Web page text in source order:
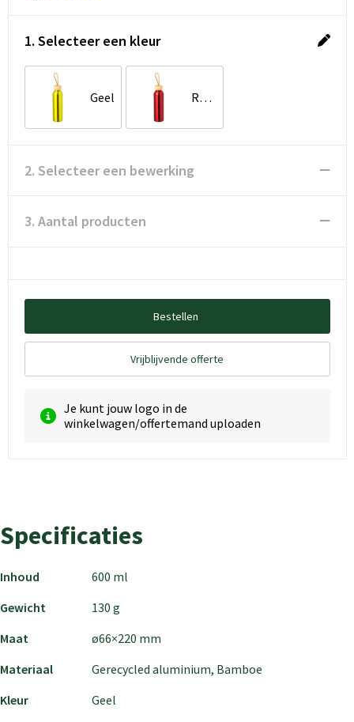
1. Selecteer een kleur
Geel Rood
2. Selecteer een bewerking
3. Aantal producten
Bestellen
Vrijblijvende offerte
Je kunt jouw logo in de
winkelwagen/offertemand uploaden
Specificaties
Inhoud
600 ml
Gewicht
130 g
Maat
ø66×220 mm
Materiaal
Gerecycled aluminium, Bamboe
Kleur
Geel